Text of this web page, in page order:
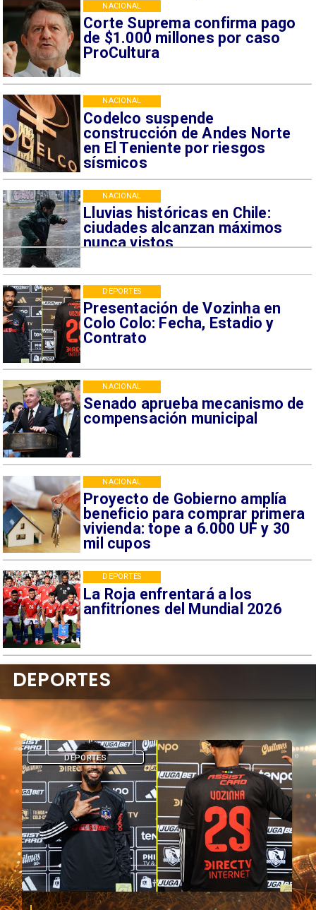
Corte Suprema confirma pago
de $1.000 millones por caso
ProCultura
NACIONAL
Codelco suspende
construcción de Andes Norte
en El Teniente por riesgos
sísmicos
NACIONAL
Lluvias históricas en Chile:
ciudades alcanzan máximos
nunca vistos
NACIONAL
Presentación de Vozinha en
Colo Colo: Fecha, Estadio y
Contrato
DEPORTES
Senado aprueba mecanismo de
compensación municipal
NACIONAL
Proyecto de Gobierno amplía
beneficio para comprar primera
vivienda: tope a 6.000 UF y 30
mil cupos
NACIONAL
La Roja enfrentará a los
anfitriones del Mundial 2026
DEPORTES
DEPORTES
DEPORTES